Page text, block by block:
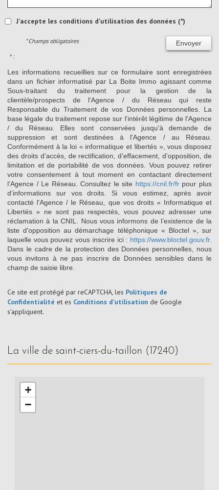
J'accepte les conditions d'utilisation des données (*)
Envoyer
* Champs obligatoires
* :
Les informations recueillies sur ce formulaire sont enregistrées
dans un fichier informatisé par La Boite Immo agissant comme
Sous-traitant du traitement pour la gestion de la
clientèle/prospects de l'Agence / du Réseau qui reste
Responsable du Traitement de vos Données personnelles. La
base légale du traitement repose sur l'intérêt légitime de l'Agence
/ du Réseau. Elles sont conservées jusqu'à demande de
suppression et sont destinées à l'Agence / au Réseau.
Conformément à la loi « informatique et libertés », vous disposez
des droits d’accès, de rectification, d’effacement, d’opposition, de
limitation et de portabilité de vos données. Vous pouvez retirer
votre consentement à tout moment en contactant directement
l’Agence / Le Réseau. Consultez le site https://cnil.fr/frpour plus
d’informations sur vos droits. Si vous estimez, après avoir
contacté l'Agence / le Réseau, que vos droits « Informatique et
Libertés » ne sont pas respectés, vous pouvez adresser une
réclamation à la CNIL. Nous vous informons de l’existence de la
liste d'opposition au démarchage téléphonique « Bloctel », sur
laquelle vous pouvez vous inscrire ici : https://www.bloctel.gouv.fr.
Dans le cadre de la protection des Données personnelles, nous
vous invitons à ne pas inscrire de Données sensibles dans le
champ de saisie libre.
Ce site est protégé par reCAPTCHA, les Politiques de
Confidentialité et es Conditions d'utilisation de Google
s'appliquent.
la ville de saint-ciers-du-taillon (17240)
+
−